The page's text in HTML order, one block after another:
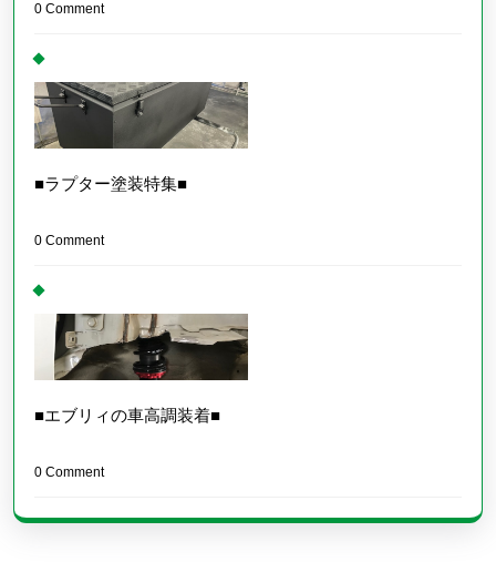
0 Comment
■ラプター塗装特集■
0 Comment
■エブリィの車高調装着■
0 Comment